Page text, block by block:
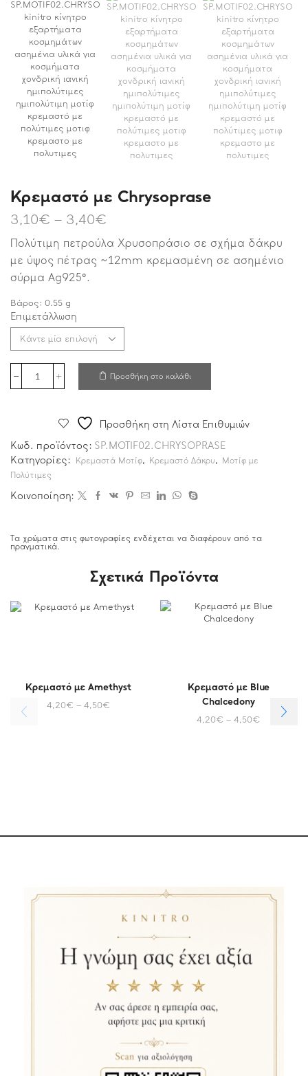
Κρεμαστό με Chrysoprase
3,10€ – 3,40€
Πολύτιμη πετρούλα Χρυσοπράσιο σε σχήμα δάκρυ
με ύψος πέτρας ~12mm κρεμασμένη σε ασημένιο
σύρμα Ag925°.
Βάρος: 0.55 g
Επιμετάλλωση
Προσθήκη στο καλάθι
Προσθήκη στη Λίστα Επιθυμιών
Κωδ. προϊόντος: SP.MOTIF02.CHRYSOPRASE
Κατηγορίες:
Κρεμαστά Μοτίφ, Κρεμαστό Δάκρυ, Μοτίφ με
Πολύτιμες
Κοινοποίηση:
Τα χρώματα στις φωτογραφίες ενδέχεται να διαφέρουν από τα
πραγματικά.
Σχετικά Προϊόντα
Κρεμαστό με Amethyst
4,20€ – 4,50€
Κρεμαστό με Blue
Chalcedony
4,20€ – 4,50€